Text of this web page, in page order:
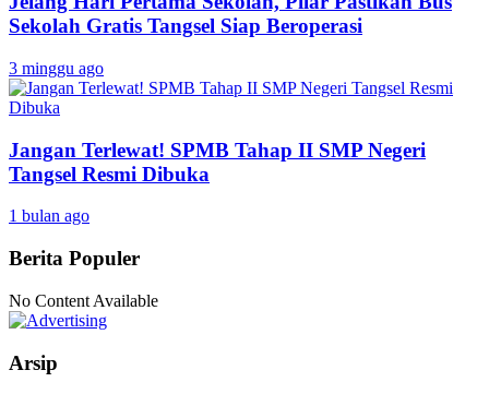
Sekolah Gratis Tangsel Siap Beroperasi
3 minggu ago
Jangan Terlewat! SPMB Tahap II SMP Negeri
Tangsel Resmi Dibuka
1 bulan ago
Berita Populer
No Content Available
Arsip